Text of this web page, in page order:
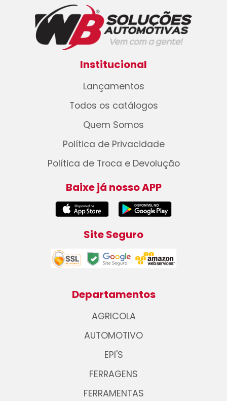
Institucional
Lançamentos
Todos os catálogos
Quem Somos
Política de Privacidade
Política de Troca e Devolução
Baixe já nosso APP
Site Seguro
Departamentos
AGRICOLA
AUTOMOTIVO
EPI'S
FERRAGENS
FERRAMENTAS